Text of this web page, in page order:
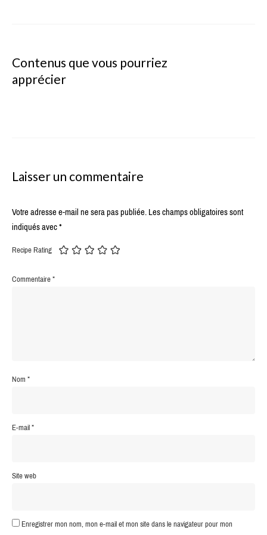
Contenus que vous pourriez
apprécier
Laisser un commentaire
Votre adresse e-mail ne sera pas publiée.Les champs obligatoires sont
indiqués avec*
Recipe Rating
Commentaire*
Nom*
E-mail*
Site web
Enregistrer mon nom, mon e-mail et mon site dans le navigateur pour mon